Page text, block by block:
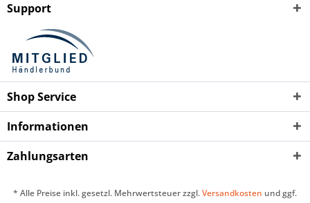
Support
Shop Service
Informationen
Zahlungsarten
* Alle Preise inkl. gesetzl. Mehrwertsteuer zzgl.Versandkosten und ggf.